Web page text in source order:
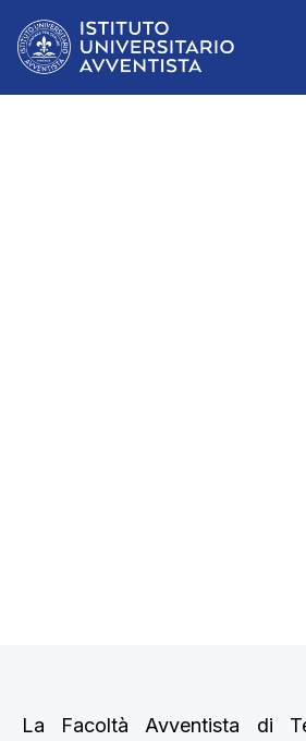
La Facoltà Avventista di